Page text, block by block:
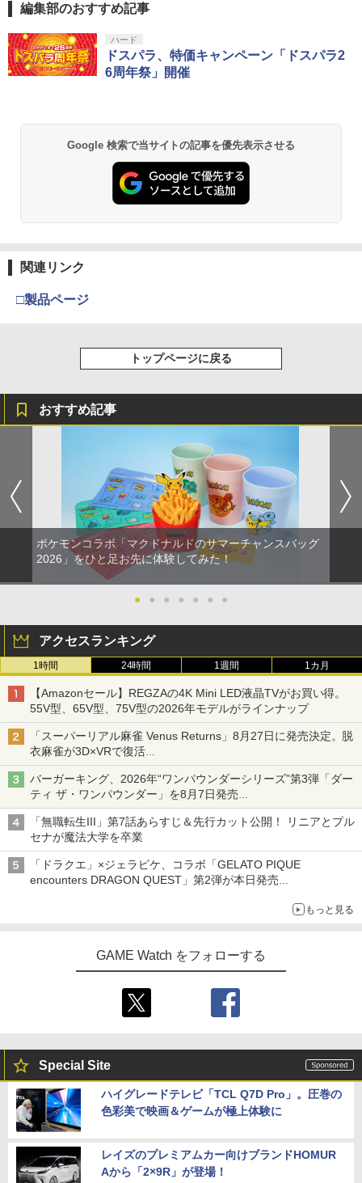
1
【純正品】Xbox ワイヤレス コントロー
ラー + USB-C® ケーブル
Xbox プリペイドカード 5,000円 デジタ
ンラインコード]
3
【純正品】Xbox 充電式バッテリー + US
B-C ケーブル
【純正品】Xbox ワイヤレス コントロー
ラー (カーボンブラック)
￥8,020
1
【Amazon.co.jp限定】劇場版モノノ怪
第三章 蛇神 (Amazon.co.jp限定オリジ
ナル三方背収納ケース付きコレクション)
(オリジナル特典:オリジナル巾着＋メー
ボード付) [Blu-ray]
￥10,780
窩座再来 通常版 [Blu-ray]
￥3,523
窩座再来 完全生産限定版 [Blu-ray]
￥8,698
【Amazon.co.jp限定】劇場版モノノ怪
第三章 蛇神 (オリジナル特典:オリジナル
巾着＋メーカー特典:【坤と離】二振りの
￥8,800
編集部のおすすめ記事
ハード
ドスパラ、特価キャンペーン「ドスパラ2
6周年祭」開催
Google 検索で当サイトの記事を優先表示させる
関連リンク
□製品ページ
トップページに戻る
おすすめ記事
ポケモンコラボ「マクドナルドのサマーチャンスバッグ
2026」をひと足お先に体験してみた！
● ● ● ● ● ● ●
アクセスランキング
1時間 24時間 1週間 1カ月
【Amazonセール】REGZAの4K Mini LED液晶TVがお買い得。
55V型、65V型、75V型の2026年モデルがラインナップ
「スーパーリアル麻雀 Venus Returns」8月27日に発売決定。脱
衣麻雀が3D×VRで復活
発売から2週間は20%オフになるセールが実施
バーガーキング、2026年“ワンパウンダーシリーズ”第3弾「ダー
ティ ザ・ワンパウンダー」を8月7日発売
「特製ガーリックマヨソース」を使用した超大型チーズバーガー
「無職転生III」第7話あらすじ＆先行カット公開！ リニアとプル
セナが魔法大学を卒業
「ドラクエ」×ジェラピケ、コラボ「GELATO PIQUE
encounters DRAGON QUEST」第2弾が本日発売
もっと見る
GAME Watch をフォローする
Special Site
ハイグレードテレビ「TCL Q7D Pro」。圧巻の
色彩美で映画＆ゲームが極上体験に
レイズのプレミアムカー向けブランドHOMUR
Aから「2×9R」が登場！